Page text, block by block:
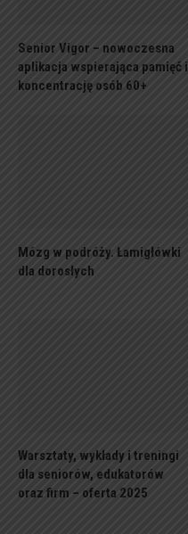
Senior Vigor – nowoczesna
aplikacja wspierająca pamięć i
koncentrację osób 60+
Mózg w podróży. Łamigłówki
dla dorosłych
Warsztaty, wykłady i treningi
dla seniorów, edukatorów
oraz firm – oferta 2025